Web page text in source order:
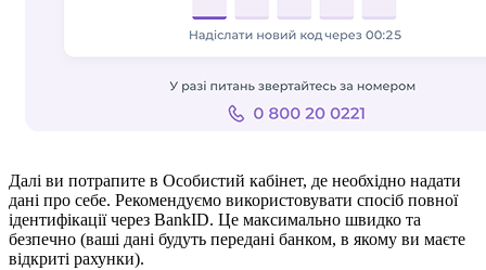
Далі ви потрапите в Особистий кабінет, де необхідно надати
дані про себе. Рекомендуємо використовувати спосіб повної
ідентифікації через BankID. Це максимально швидко та
безпечно (ваші дані будуть передані банком, в якому ви маєте
відкриті рахунки).